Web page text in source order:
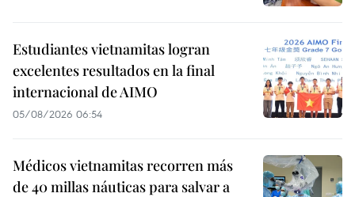
Estudiantes vietnamitas logran
excelentes resultados en la final
internacional de AIMO
05/08/2026 06:54
Médicos vietnamitas recorren más
de 40 millas náuticas para salvar a